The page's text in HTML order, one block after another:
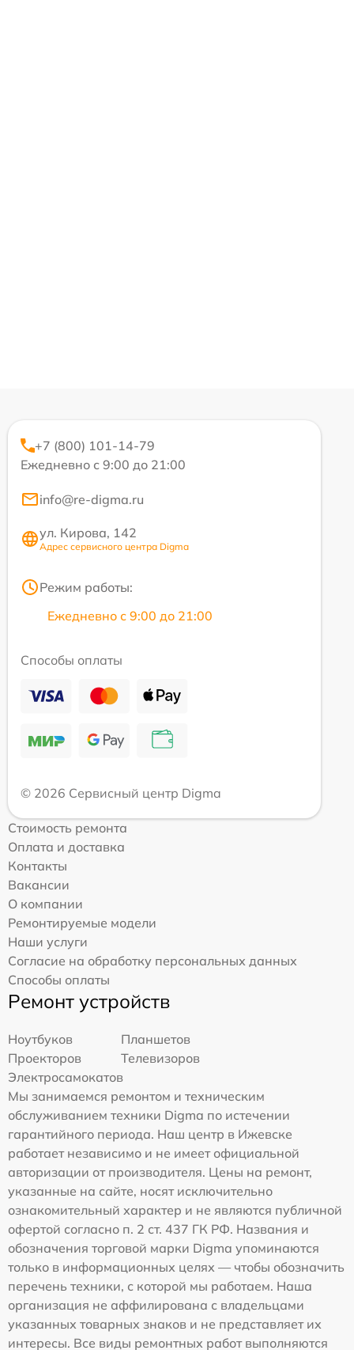
+7 (800) 101-14-79
Ежедневно с 9:00 до 21:00
info@re-digma.ru
ул. Кирова, 142
Адрес сервисного центра Digma
Режим работы:
Ежедневно с 9:00 до 21:00
Способы оплаты
© 2026 Сервисный центр Digma
Стоимость ремонта
Оплата и доставка
Контакты
Вакансии
О компании
Ремонтируемые модели
Наши услуги
Согласие на обработку персональных данных
Способы оплаты
Ремонт устройств
Ноутбуков
Планшетов
Проекторов
Телевизоров
Электросамокатов
Мы занимаемся ремонтом и техническим
обслуживанием техники Digma по истечении
гарантийного периода. Наш центр в Ижевске
работает независимо и не имеет официальной
авторизации от производителя. Цены на ремонт,
указанные на сайте, носят исключительно
ознакомительный характер и не являются публичной
офертой согласно п. 2 ст. 437 ГК РФ. Названия и
обозначения торговой марки Digma упоминаются
только в информационных целях — чтобы обозначить
перечень техники, с которой мы работаем. Наша
организация не аффилирована с владельцами
указанных товарных знаков и не представляет их
интересы. Все виды ремонтных работ выполняются